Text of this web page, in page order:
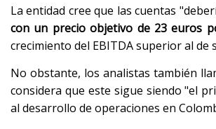
La entidad cree que las cuentas
con un precio objetivo de 23 euros
crecimiento del EBITDA superior al de
No obstante, los analistas también
considera que este sigue siendo "el
al desarrollo de operaciones en